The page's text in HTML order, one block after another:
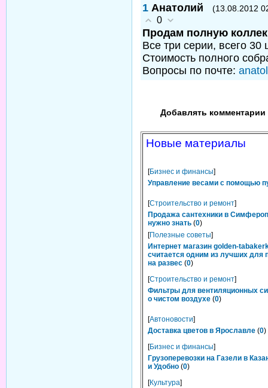
1 Анатолий (13.08.2012
0
Продам полную
Все три серии, всего 30
Стоимость полного
Вопросы по почте:
Добавлять комментарии
Новые материалы
[Бизнес и финансы]
Управление весами с помощью
[Строительство и ремонт]
Продажа сантехники в
нужно знать (0)
[Полезные советы]
Интернет магазин golden-
считается одним из лучших для
на развес (0)
[Строительство и ремонт]
Фильтры для вентиляционных
о чистом воздухе (0)
[Автоновости]
Доставка цветов в Ярославле (0)
[Бизнес и финансы]
Грузоперевозки на Газели в
и Удобно (0)
[Культура]